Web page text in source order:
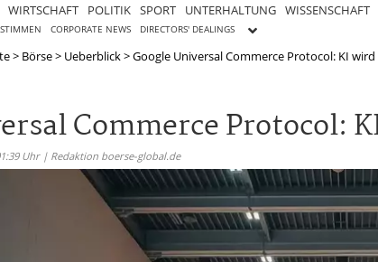
WIRTSCHAFT POLITIK SPORT UNTERHALTUNG WISSENSCHAFT
CORPORATE NEWS DIRECTORS' DEALINGS
> Börse> Ueberblick>Google Universal Commerce Protocol: KI wird
Commerce Protocol:
Uhr | Redaktion boerse-global.de